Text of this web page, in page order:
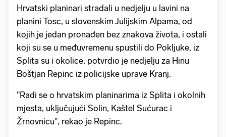
Hrvatski planinari stradali u nedjelju u lavini na
planini Tosc, u slovenskim Julijskim Alpama, od
kojih je jedan pronađen bez znakova života, i ostali
koji su se u međuvremenu spustili do Pokljuke, iz
Splita su i okolice, potvrdio je nedjelju za Hinu
Boštjan Repinc iz policijske uprave Kranj.
"Radi se o hrvatskim planinarima iz Splita i okolnih
mjesta, uključujući Solin, Kaštel Sućurac i
Žrnovnicu", rekao je Repinc.